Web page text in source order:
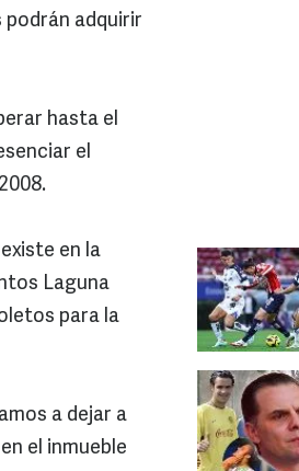
podrán adquirir
hasta el
el
en la
Laguna
para la
a dejar a
el inmueble